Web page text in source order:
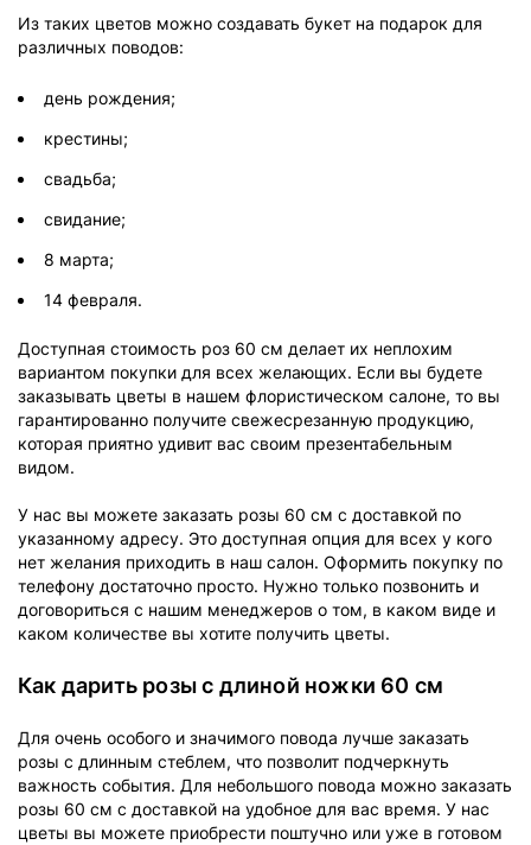
Из таких цветов можно создавать букет на подарок для
различных поводов:
день рождения;
крестины;
свадьба;
свидание;
8 марта;
14 февраля.
Доступная стоимость роз 60 см делает их неплохим
вариантом покупки для всех желающих. Если вы будете
заказывать цветы в нашем флористическом салоне, то вы
гарантированно получите свежесрезанную продукцию,
которая приятно удивит вас своим презентабельным
видом.
У нас вы можете заказать розы 60 см с доставкой по
указанному адресу. Это доступная опция для всех у кого
нет желания приходить в наш салон. Оформить покупку по
телефону достаточно просто. Нужно только позвонить и
договориться с нашим менеджеров о том, в каком виде и
каком количестве вы хотите получить цветы.
Как дарить розы с длиной ножки 60 см
Для очень особого и значимого повода лучше заказать
розы с длинным стеблем, что позволит подчеркнуть
важность события. Для небольшого повода можно заказать
розы 60 см с доставкой на удобное для вас время. У нас
цветы вы можете приобрести поштучно или уже в готовом